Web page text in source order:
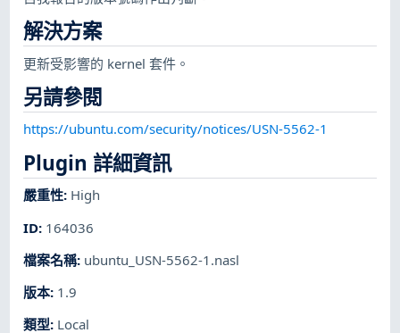
解決方案
更新受影響的 kernel 套件。
另請參閱
https://ubuntu.com/security/notices/USN-5562-1
Plugin 詳細資訊
嚴重性: High
ID: 164036
檔案名稱: ubuntu_USN-5562-1.nasl
版本: 1.9
類型: Local